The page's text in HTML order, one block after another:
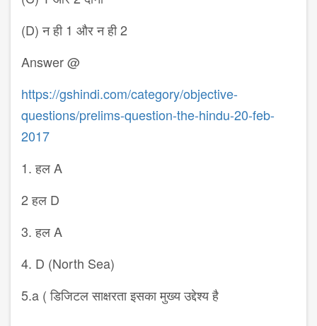
(D) न ही 1 और न ही 2
Answer @
https://gshindi.com/category/objective-
questions/prelims-question-the-hindu-20-feb-
2017
1. हल A
2 हल D
3. हल A
4. D (North Sea)
5.a ( डिजिटल साक्षरता इसका मुख्य उद्देश्य है